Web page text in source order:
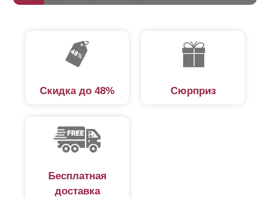
Скидка до 48% Сюрприз
Бесплатная
доставка